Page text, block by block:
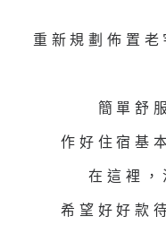
重新規劃佈置
簡單舒
作好住宿基
在這裡，
希望好好款